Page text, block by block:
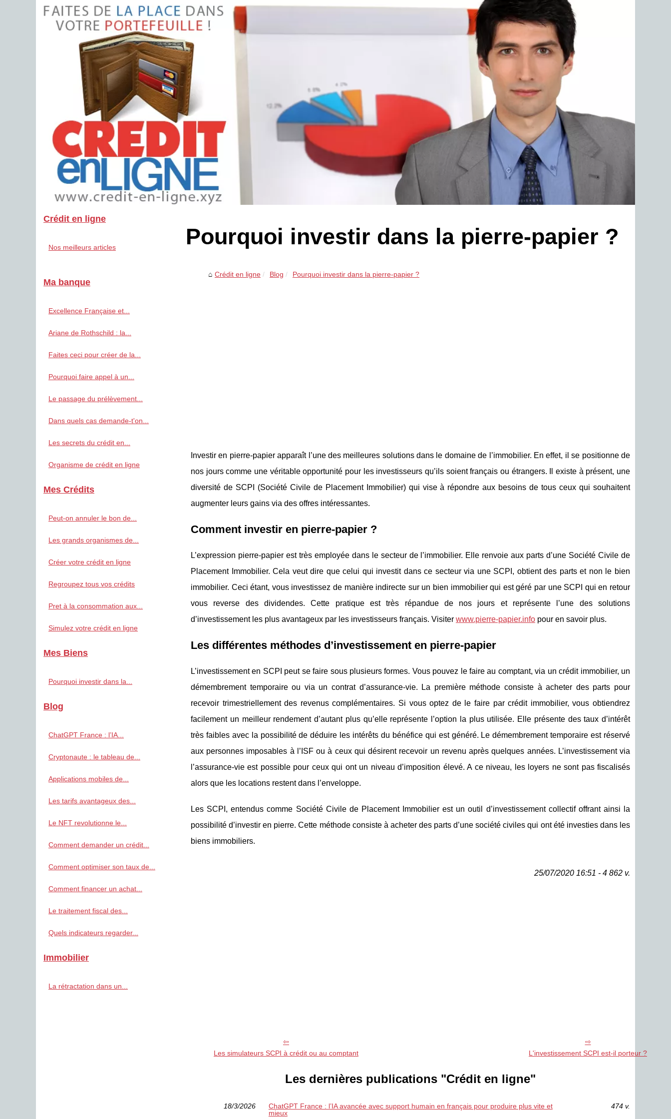
Pourquoi investir dans la pierre-papier ?
Crédit en ligne Blog Pourquoi investir dans la pierre-papier ?
Investir en pierre-papier apparaît l’une des meilleures solutions dans le domaine de l’immobilier. En effet, il se positionne de
nos jours comme une véritable opportunité pour les investisseurs qu’ils soient français ou étrangers. Il existe à présent, une
diversité de SCPI (Société Civile de Placement Immobilier) qui vise à répondre aux besoins de tous ceux qui souhaitent
augmenter leurs gains via des offres intéressantes.
Comment investir en pierre-papier ?
L’expression pierre-papier est très employée dans le secteur de l’immobilier. Elle renvoie aux parts d’une Société Civile de
Placement Immobilier. Cela veut dire que celui qui investit dans ce secteur via une SCPI, obtient des parts et non le bien
immobilier. Ceci étant, vous investissez de manière indirecte sur un bien immobilier qui est géré par une SCPI qui en retour
vous reverse des dividendes. Cette pratique est très répandue de nos jours et représente l’une des solutions
d’investissement les plus avantageux par les investisseurs français. Visiter www.pierre-papier.info pour en savoir plus.
Les différentes méthodes d’investissement en pierre-papier
L’investissement en SCPI peut se faire sous plusieurs formes. Vous pouvez le faire au comptant, via un crédit immobilier, un
démembrement temporaire ou via un contrat d’assurance-vie. La première méthode consiste à acheter des parts pour
recevoir trimestriellement des revenus complémentaires. Si vous optez de le faire par crédit immobilier, vous obtiendrez
facilement un meilleur rendement d’autant plus qu’elle représente l’option la plus utilisée. Elle présente des taux d’intérêt
très faibles avec la possibilité de déduire les intérêts du bénéfice qui est généré. Le démembrement temporaire est réservé
aux personnes imposables à l’ISF ou à ceux qui désirent recevoir un revenu après quelques années. L’investissement via
l’assurance-vie est possible pour ceux qui ont un niveau d’imposition élevé. A ce niveau, les loyers ne sont pas fiscalisés
alors que les locations restent dans l’enveloppe.
Les SCPI, entendus comme Société Civile de Placement Immobilier est un outil d’investissement collectif offrant ainsi la
possibilité d’investir en pierre. Cette méthode consiste à acheter des parts d’une société civiles qui ont été investies dans les
biens immobiliers.
25/07/2020 16:51 - 4 862 v.
Les simulateurs SCPI à crédit ou au comptant L'investissement SCPI est-il porteur ?
Les dernières publications "Crédit en ligne"
18/3/2026
ChatGPT France : l’IA avancée avec support humain en français pour produire plus vite et
mieux
474 v.
Crédit en ligne
Nos meilleurs articles
Ma banque
Excellence Française et...
Ariane de Rothschild : la...
Faites ceci pour créer de la...
Pourquoi faire appel à un...
Le passage du prélèvement...
Dans quels cas demande-t'on...
Les secrets du crédit en...
Organisme de crédit en ligne
Mes Crédits
Peut-on annuler le bon de...
Les grands organismes de...
Créer votre crédit en ligne
Regroupez tous vos crédits
Pret à la consommation aux...
Simulez votre crédit en ligne
Mes Biens
Pourquoi investir dans la...
Blog
ChatGPT France : l’IA...
Cryptonaute : le tableau de...
Applications mobiles de...
Les tarifs avantageux des...
Le NFT revolutionne le...
Comment demander un crédit...
Comment optimiser son taux de...
Comment financer un achat...
Le traitement fiscal des...
Quels indicateurs regarder...
Immobilier
La rétractation dans un...